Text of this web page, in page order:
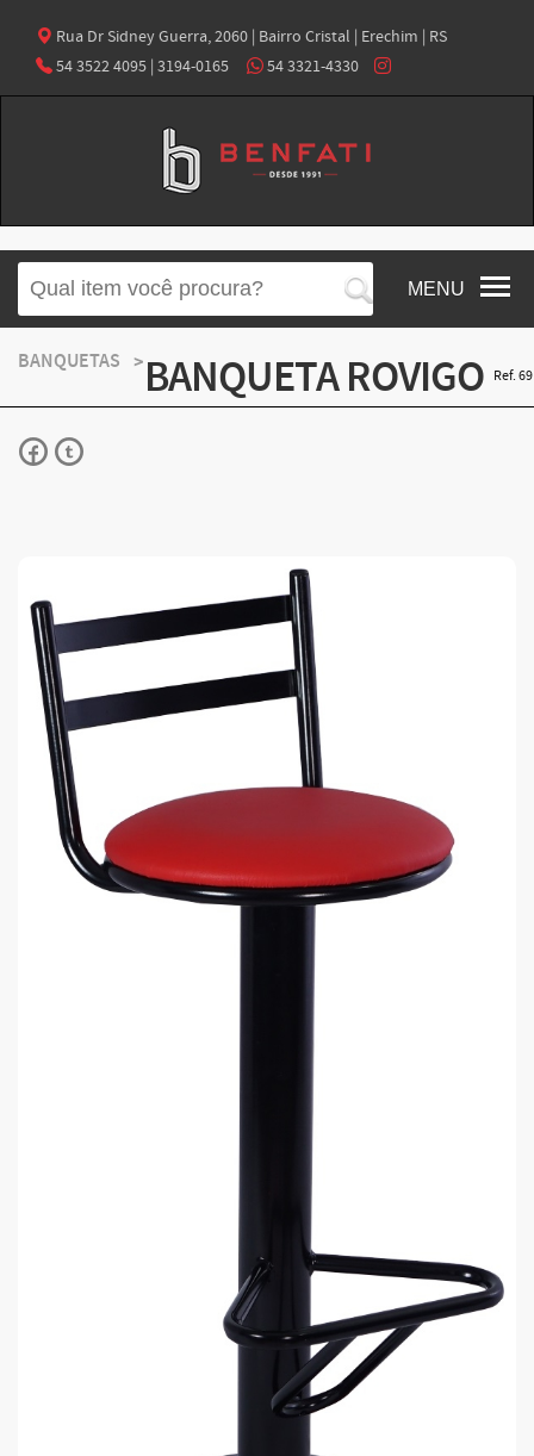
Rua Dr Sidney Guerra, 2060 | Bairro Cristal | Erechim | RS
54 3522 4095 | 3194-0165
54 3321-4330
MENU
BANQUETAS BANQUETA ROVIGO Ref. 69